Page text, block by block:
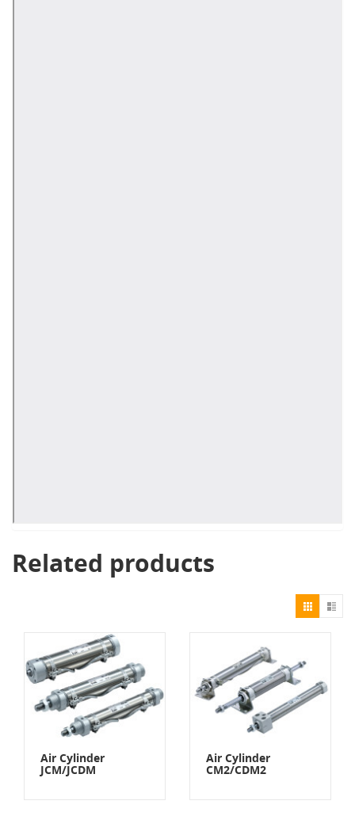
Related products
Air Cylinder
JCM/JCDM
Air Cylinder
CM2/CDM2